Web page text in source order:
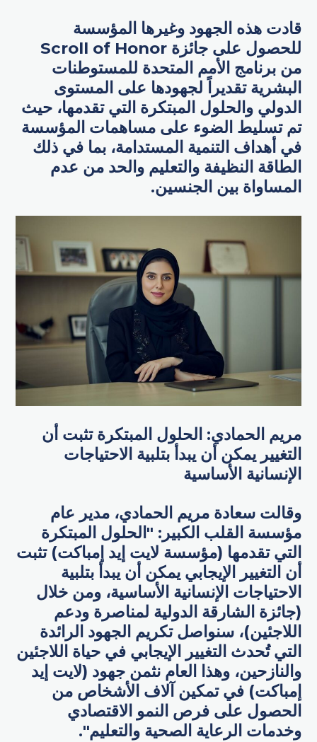
قادت هذه الجهود وغيرها المؤسسة
للحصول على جائزة Scroll of Honor
من برنامج الأمم المتحدة للمستوطنات
البشرية تقديراً لجهودها على المستوى
الدولي والحلول المبتكرة التي تقدمها، حيث
تم تسليط الضوء على مساهمات المؤسسة
في أهداف التنمية المستدامة، بما في ذلك
الطاقة النظيفة والتعليم والحد من عدم
المساواة بين الجنسين.
مريم الحمادي: الحلول المبتكرة تثبت أن
التغيير يمكن أن يبدأ بتلبية الاحتياجات
الإنسانية الأساسية
وقالت سعادة مريم الحمادي، مدير عام
مؤسسة القلب الكبير: "الحلول المبتكرة
التي تقدمها (مؤسسة لايت إيد إمباكت) تثبت
أن التغيير الإيجابي يمكن أن يبدأ بتلبية
الاحتياجات الإنسانية الأساسية، ومن خلال
(جائزة الشارقة الدولية لمناصرة ودعم
اللاجئين)، سنواصل تكريم الجهود الرائدة
التي تُحدث التغيير الإيجابي في حياة اللاجئين
والنازحين، وهذا العام نثمن جهود (لايت إيد
إمباكت) في تمكين آلاف الأشخاص من
الحصول على فرص النمو الاقتصادي
وخدمات الرعاية الصحية والتعليم".